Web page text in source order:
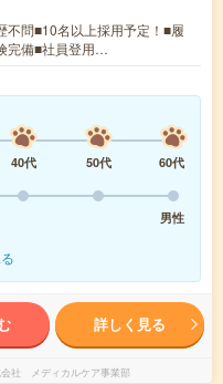
不問■10名以上採用予定！■履
完備■社員登用…
40代 50代
60代
男性
詳しく見る
会社 メディカルケア事業部